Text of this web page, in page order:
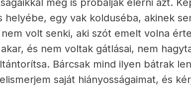
meg is próbálják elérni azt.
helyébe, egy vak kolduséba, akinek
volt senki, aki szót emelt volna
és nem voltak gátlásai, nem
Bárcsak mind ilyen bátrak
saját hiányosságaimat, és